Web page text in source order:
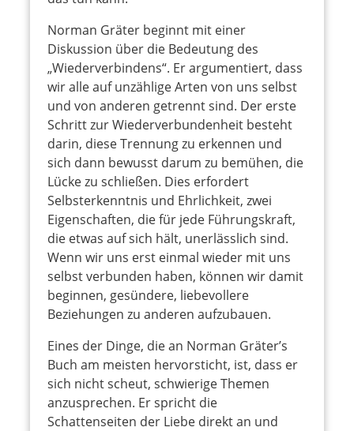
Norman Gräter beginnt mit einer
Diskussion über die Bedeutung des
„Wiederverbindens“. Er argumentiert, dass
wir alle auf unzählige Arten von uns selbst
und von anderen getrennt sind. Der erste
Schritt zur Wiederverbundenheit besteht
darin, diese Trennung zu erkennen und
sich dann bewusst darum zu bemühen, die
Lücke zu schließen. Dies erfordert
Selbsterkenntnis und Ehrlichkeit, zwei
Eigenschaften, die für jede Führungskraft,
die etwas auf sich hält, unerlässlich sind.
Wenn wir uns erst einmal wieder mit uns
selbst verbunden haben, können wir damit
beginnen, gesündere, liebevollere
Beziehungen zu anderen aufzubauen.
Eines der Dinge, die an Norman Gräter’s
Buch am meisten hervorsticht, ist, dass er
sich nicht scheut, schwierige Themen
anzusprechen. Er spricht die
Schattenseiten der Liebe direkt an und